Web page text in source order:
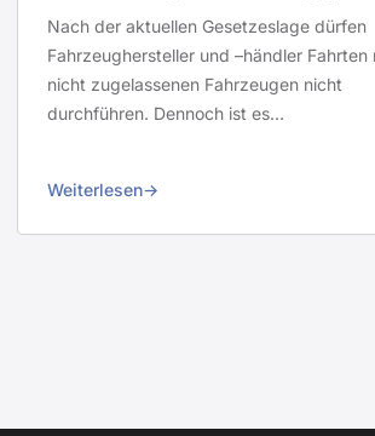
Nach der aktuellen Gesetzeslage dürfen
Fahrzeughersteller und –händler Fahrten
nicht zugelassenen Fahrzeugen nicht
durchführen. Dennoch ist es…
Weiterlesen